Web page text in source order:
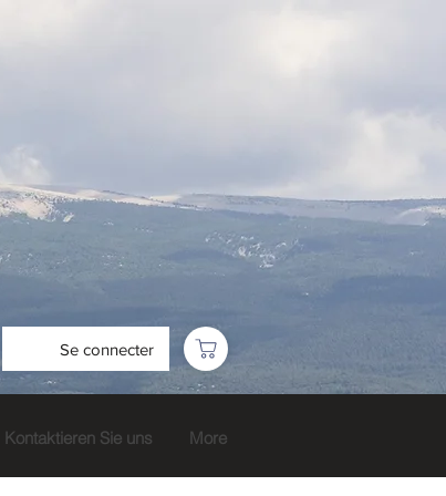
Se connecter
Kontaktieren Sie uns More